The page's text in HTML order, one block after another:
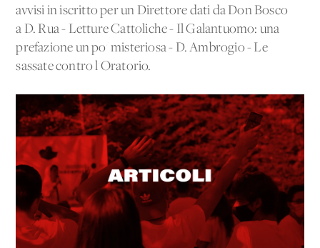
avvisi in iscritto per un Direttore dati da Don Bosco
a D. Rua - Letture Cattoliche - Il Galantuomo: una
prefazione un po' misteriosa - D. Ambrogio - Le
sassate contro l'Oratorio.